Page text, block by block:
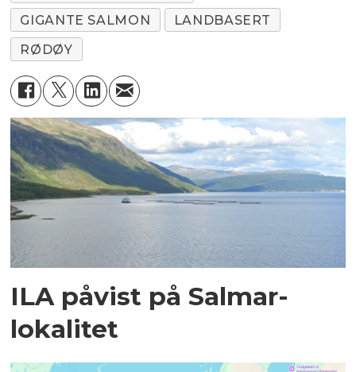
GIGANTE SALMON
LANDBASERT
RØDØY
ILA påvist på Salmar-
lokalitet